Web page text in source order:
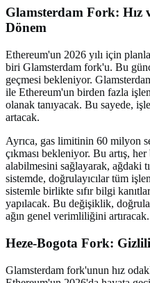
Glamsterdam Fork:
Dönem
Ethereum'un 2026 yılı için
biri Glamsterdam fork'u. Bu
geçmesi bekleniyor.
ile Ethereum'un birden fazla
olanak tanıyacak. Bu sayede,
artacak.
Ayrıca, gas limitinin 60 milyon
çıkması bekleniyor. Bu artış,
alabilmesini sağlayarak, ağdaki
sistemde, doğrulayıcılar tüm
sistemle birlikte sıfır bilgi
yapılacak. Bu değişiklik,
ağın genel verimliliğini artıracak.
Heze-Bogota Fork:
Glamsterdam fork'unun hız